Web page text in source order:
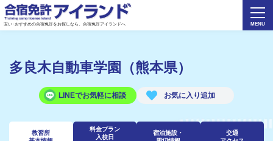
安い･おすすめの合宿免許をお探しなら、合宿免許アイランドへ
多良木自動車学園（熊本県）
LINEでお気軽に相談
教習所
料金プラン
入校日
宿泊施設・
交通